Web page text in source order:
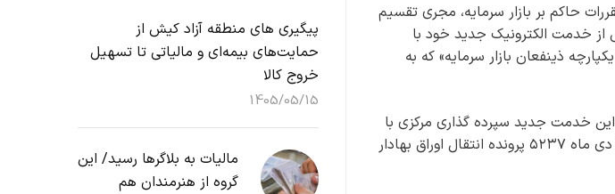
حاکم بر بازار سرمایه، مجری تقسیم
از خدمت الکترونیک جدید خود با
ذینفعان بازار سرمایه» که به
این خدمت جدید سپرده گذاری مرکزی با
استقبال خوب عموم ذینفعان رو به رو شده به طوری که از ۱۶ آبان سال جاری تا ۲۶ دی ماه ۵۲۳۷ پرونده انتقال اوراق بهادار
پیگیری های منطقه آزاد کیش از
حمایت‌های بیمه‌ای و مالیاتی تا تسهیل
خروج کالا
1405/05/15
مالیات به بلاگرها رسید/ این
گروه از هنرمندان هم